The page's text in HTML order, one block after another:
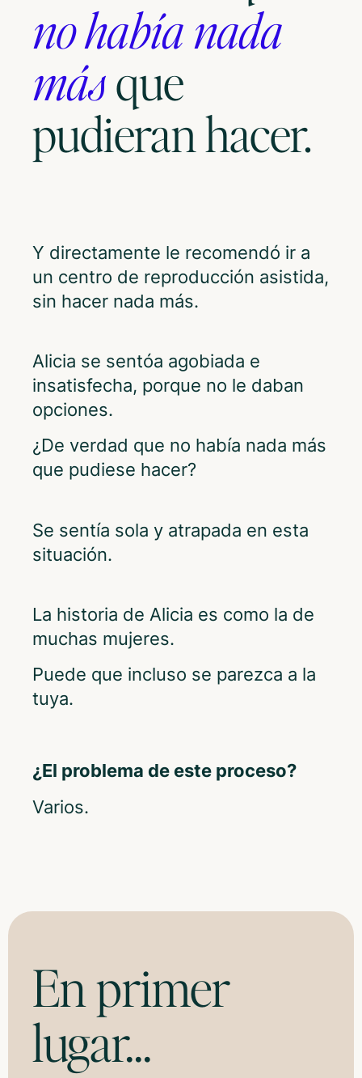
no había nada
másque
pudieran hacer.
Y directamente le recomendó ir a
un centro de reproducción asistida,
sin hacer nada más.
Alicia se sentóa agobiada e
insatisfecha, porque no le daban
opciones.
¿De verdad que no había nada más
que pudiese hacer?
Se sentía sola y atrapada en esta
situación.
La historia de Alicia es como la de
muchas mujeres.
Puede que incluso se parezca a la
tuya.
¿El problema de este proceso?
Varios.
En primer
lugar...